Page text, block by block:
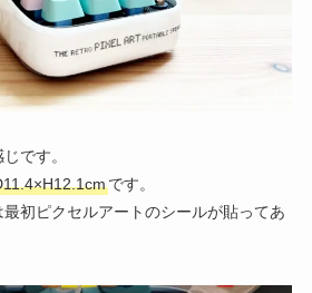
です。
です。
初ピクセルアートのシールが貼ってあ